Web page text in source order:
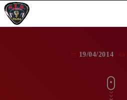
19/04/2014